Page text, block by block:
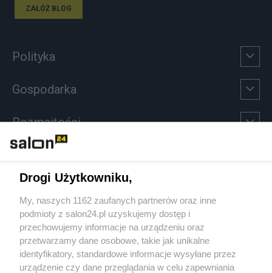
ZAŁÓŻ BLOG
Polityka
Gospodarka
Rozmaitości
Sport
Społeczeństwo
Kultura
Drogi Użytkowniku,
My, naszych 1162 zaufanych partnerów oraz inne
podmioty z salon24.pl uzyskujemy dostęp i
przechowujemy informacje na urządzeniu oraz
przetwarzamy dane osobowe, takie jak unikalne
identyfikatory, standardowe informacje wysyłane przez
urządzenie czy dane przeglądania w celu zapewniania